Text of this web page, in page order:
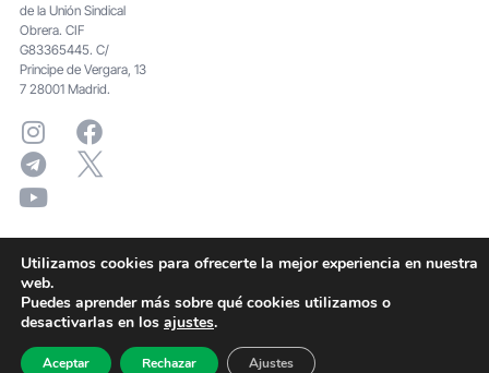
de la Unión Sindical
Obrera. CIF
G83365445. C/
Principe de Vergara, 13
7 28001 Madrid.
Utilizamos cookies para ofrecerte la mejor experiencia en nuestra
web.
Puedes aprender más sobre qué cookies utilizamos o
desactivarlas en los ajustes.
Aceptar Rechazar Ajustes